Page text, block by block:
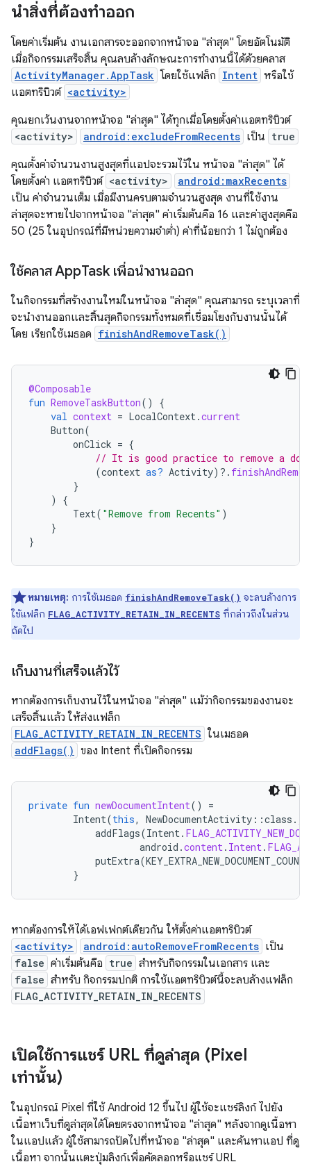
นำสิ่งที่ต้องทำออก
โดยค่าเริ่มต้น งานเอกสารจะออกจากหน้าจอ "ล่าสุด" โดยอัตโนมัติ
เมื่อกิจกรรมเสร็จสิ้น คุณลบล้างลักษณะการทำงานนี้ได้ด้วยคลาส
ActivityManager.AppTask โดยใช้แฟล็ก Intent หรือใช้
แอตทริบิวต์ <activity>
คุณยกเว้นงานจากหน้าจอ "ล่าสุด" ได้ทุกเมื่อโดยตั้งค่าแอตทริบิวต์
<activity> android:excludeFromRecents เป็น true
คุณตั้งค่าจำนวนงานสูงสุดที่แอปจะรวมไว้ใน หน้าจอ "ล่าสุด" ได้
โดยตั้งค่า แอตทริบิวต์ <activity> android:maxRecents
เป็น ค่าจำนวนเต็ม เมื่อมีงานครบตามจำนวนสูงสุด งานที่ใช้งาน
ล่าสุดจะหายไปจากหน้าจอ "ล่าสุด" ค่าเริ่มต้นคือ 16 และค่าสูงสุดคือ
50 (25 ในอุปกรณ์ที่มีหน่วยความจำต่ำ) ค่าที่น้อยกว่า 1 ไม่ถูกต้อง
ใช้คลาส AppTask เพื่อนำงานออก
ในกิจกรรมที่สร้างงานใหม่ในหน้าจอ "ล่าสุด" คุณสามารถ ระบุเวลาที่
จะนำงานออกและสิ้นสุดกิจกรรมทั้งหมดที่เชื่อมโยงกับงานนั้นได้
โดย เรียกใช้เมธอด finishAndRemoveTask()
@Composable
fun RemoveTaskButton()
{
val context = LocalContext .current
Button(
onClick = {
// It is good practice to remove a
(context as? Activity) ?.
}
)
{
Text( "Remove from Recents" )
}
}
หมายเหตุ: การใช้เมธอด finishAndRemoveTask() จะลบล้างการ
ใช้แฟล็ก FLAG_ACTIVITY_RETAIN_IN_RECENTS ที่กล่าวถึงในส่วน
ถัดไป
เก็บงานที่เสร็จแล้วไว้
หากต้องการเก็บงานไว้ในหน้าจอ "ล่าสุด" แม้ว่ากิจกรรมของงานจะ
เสร็จสิ้นแล้ว ให้ส่งแฟล็ก
FLAG_ACTIVITY_RETAIN_IN_RECENTS ในเมธอด
addFlags() ของ Intent ที่เปิดกิจกรรม
private fun newDocumentIntent()
=
Intent(this, NewDocumentActivity ::class .
addFlags(Intent .
android .content . Intent .
putExtra(
}
หากต้องการให้ได้เอฟเฟกต์เดียวกัน ให้ตั้งค่าแอตทริบิวต์
<activity> android:autoRemoveFromRecents เป็น
false ค่าเริ่มต้นคือ true สำหรับกิจกรรมในเอกสาร และ
false สำหรับ กิจกรรมปกติ การใช้แอตทริบิวต์นี้จะลบล้างแฟล็ก
FLAG_ACTIVITY_RETAIN_IN_RECENTS
เปิดใช้การแชร์ URL ที่ดูล่าสุด (Pixel
เท่านั้น)
ในอุปกรณ์ Pixel ที่ใช้ Android 12 ขึ้นไป ผู้ใช้จะแชร์ลิงก์ ไปยัง
เนื้อหาเว็บที่ดูล่าสุดได้โดยตรงจากหน้าจอ "ล่าสุด" หลังจากดูเนื้อหา
ในแอปแล้ว ผู้ใช้สามารถปัดไปที่หน้าจอ "ล่าสุด" และค้นหาแอป ที่ดู
เนื้อหา จากนั้นแตะปุ่มลิงก์เพื่อคัดลอกหรือแชร์ URL